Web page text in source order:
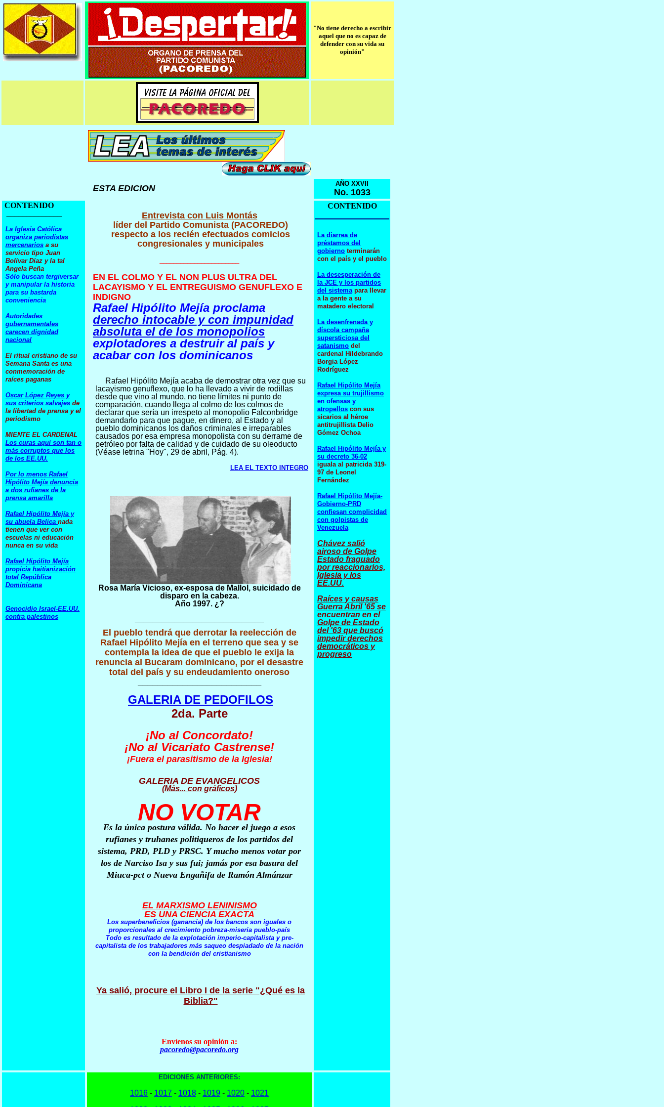
"No tiene derecho a escribir
aquel que no es capaz de
defender con su vida su
opinión"
ESTA EDICION AÑO XXVII
No. 1033
CONTENIDO
La Iglesia Católica
organiza periodistas
mercenarios a su
servicio tipo Juan
Bolívar Díaz y la tal
Angela Peña
Sólo buscan tergiversar
y manipular la historia
para su bastarda
conveniencia
Autoridades
gubernamentales
carecen dignidad
nacional
El ritual cristiano de su
Semana Santa es una
conmemoración de
raíces paganas
Oscar López Reyes y
sus criterios salvajes de
la libertad de prensa y el
periodismo
MIENTE EL CARDENAL
Los curas aquí son tan o
más corruptos que los
de los EE.UU.
Por lo menos Rafael
Hipólito Mejía denuncia
a dos rufianes de la
prensa amarilla
Rafael Hipólito Mejía y
su abuela Belica nada
tienen que ver con
escuelas ni educación
nunca en su vida
Rafael Hipólito Mejía
propicia haitianización
total República
Dominicana
Genocidio Israel-EE.UU.
contra palestinos
Entrevista con Luis Montás
líder del Partido Comunista (PACOREDO)
respecto a los recién efectuados comicios
congresionales y municipales
EN EL COLMO Y EL NON PLUS ULTRA DEL
LACAYISMO Y EL ENTREGUISMO GENUFLEXO E
INDIGNO
Rafael Hipólito Mejía proclama
derecho intocable y con impunidad
absoluta el de los monopolios
explotadores a destruir al país y
acabar con los dominicanos
Rafael Hipólito Mejía acaba de demostrar otra vez que su
lacayismo genuflexo, que lo ha llevado a vivir de rodillas
desde que vino al mundo, no tiene límites ni punto de
comparación, cuando llega al colmo de los colmos de
declarar que sería un irrespeto al monopolio Falconbridge
demandarlo para que pague, en dinero, al Estado y al
pueblo dominicanos los daños criminales e irreparables
causados por esa empresa monopolista con su derrame de
petróleo por falta de calidad y de cuidado de su oleoducto
(Véase letrina "Hoy", 29 de abril, Pág. 4).
LEA EL TEXTO INTEGRO
Rosa María Vicioso, ex-esposa de Mallol, suicidado de
disparo en la cabeza.
Año 1997. ¿?
El pueblo tendrá que derrotar la reelección de
Rafael Hipólito Mejía en el terreno que sea y se
contempla la idea de que el pueblo le exija la
renuncia al Bucaram dominicano, por el desastre
total del país y su endeudamiento oneroso
GALERIA DE PEDOFILOS
2da. Parte
¡No al Concordato!
¡No al Vicariato Castrense!
¡Fuera el parasitismo de la Iglesia!
GALERIA DE EVANGELICOS
(Más... con gráficos)
NO VOTAR
Es la única postura válida. No hacer el juego a esos
rufianes y truhanes politiqueros de los partidos del
sistema, PRD, PLD y PRSC. Y mucho menos votar por
los de Narciso Isa y sus fui; jamás por esa basura del
Miuca-pct o Nueva Engañifa de Ramón Almánzar
EL MARXISMO LENINISMO
ES UNA CIENCIA EXACTA
Los superbeneficios (ganancia) de los bancos son iguales o
proporcionales al crecimiento pobreza-miseria pueblo-país
Todo es resultado de la explotación imperio-capitalista y pre-
capitalista de los trabajadores más saqueo despiadado de la nación
con la bendición del cristianismo
Ya salió, procure el Libro I de la serie "¿Qué es la
Biblia?"
Envíenos su opinión a:
pacoredo@pacoredo.org
CONTENIDO
La diarrea de
préstamos del
gobierno terminarán
con el país y el pueblo
La desesperación de
la JCE y los partidos
del sistemapara llevar
a la gente a su
matadero electoral
La desenfrenada y
díscola campaña
supersticiosa del
satanismo del
cardenal Hildebrando
Borgia López
Rodríguez
Rafael Hipólito Mejía
expresa su trujillismo
en ofensas y
atropellos con sus
sicarios al héroe
antitrujillista Delio
Gómez Ochoa
Rafael Hipólito Mejía y
su decreto 36-02
iguala al patricida 319-
97 de Leonel
Fernández
Rafael Hipólito Mejía-
Gobierno-PRD
confiesan complicidad
con golpistas de
Venezuela
Chávez salió
airoso de Golpe
Estado fraguado
por reaccionarios,
Iglesia y los
EE.UU.
Raíces y causas
Guerra Abril '65 se
encuentran en el
Golpe de Estado
del '63 que buscó
impedir derechos
democráticos y
progreso
EDICIONES ANTERIORES:
1016 - 1017 - 1018 - 1019 - 1020 - 1021